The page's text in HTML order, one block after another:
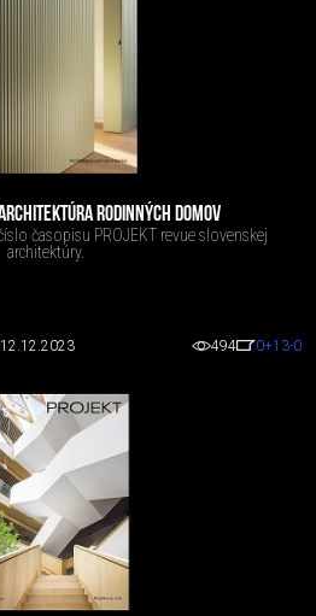
RODINNÝCH DOMOV
časopisu PROJEKT revue slovenskej
architektúry.
12.12.2023 494 0+13-0